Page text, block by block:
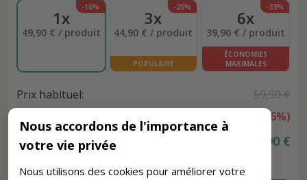
Nous accordons de l'importance à
votre vie privée
Nous utilisons des cookies pour améliorer votre
-16%
1x
49,90 € / produit
-25%
3x
44,90 € / produit
POPULAIRE
-33%
6x
39,90 € / produit
ÉCONOMIES
MAXIMALES
Prix habituel:
59,90 €
16%)
Prix final: 49,90 €